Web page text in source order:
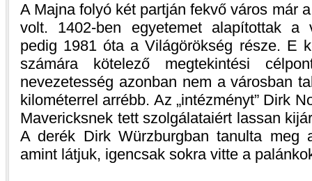
A Majna folyó két partján fekvő város már
volt. 1402-ben egyetemet alapítottak a
pedig 1981 óta a Világörökség része. E
számára kötelező megtekintési
nevezetesség azonban nem a városban
kilométerrel arrébb. Az „intézményt” Dirk
Mavericksnek tett szolgálataiért lassan
A derék Dirk Würzburgban tanulta meg
amint látjuk, igencsak sokra vitte a